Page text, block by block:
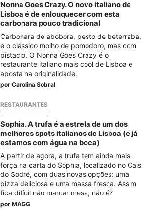
Nonna Goes Crazy. O novo italiano de
Lisboa é de enlouquecer com esta
carbonara pouco tradicional
Carbonara de abóbora, pesto de beterraba,
e o clássico molho de pomodoro, mas com
pistacio. O Nonna Goes Crazy é o
restaurante italiano mais cool de Lisboa e
aposta na originalidade.
por Carolina Sobral
RESTAURANTES
Sophia. A trufa é a estrela de um dos
melhores spots italianos de Lisboa (e já
estamos com água na boca)
A partir de agora, a trufa tem ainda mais
força na carta do Sophia, localizado no Cais
do Sodré, com duas novas opções: uma
pizza deliciosa e uma massa fresca. Assim
fica difícil não marcar mesa, não é?
por MAGG